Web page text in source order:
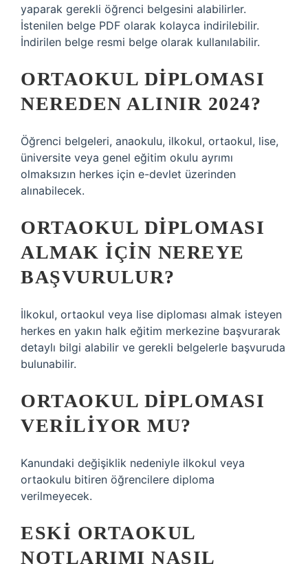
yaparak gerekli öğrenci belgesini alabilirler.
İstenilen belge PDF olarak kolayca indirilebilir.
İndirilen belge resmi belge olarak kullanılabilir.
ORTAOKUL DIPLOMASI
NEREDEN ALINIR 2024?
Öğrenci belgeleri, anaokulu, ilkokul, ortaokul, lise,
üniversite veya genel eğitim okulu ayrımı
olmaksızın herkes için e-devlet üzerinden
alınabilecek.
ORTAOKUL DIPLOMASI
ALMAK IÇIN NEREYE
BAŞVURULUR?
İlkokul, ortaokul veya lise diploması almak isteyen
herkes en yakın halk eğitim merkezine başvurarak
detaylı bilgi alabilir ve gerekli belgelerle başvuruda
bulunabilir.
ORTAOKUL DIPLOMASI
VERILIYOR MU?
Kanundaki değişiklik nedeniyle ilkokul veya
ortaokulu bitiren öğrencilere diploma
verilmeyecek.
ESKI ORTAOKUL
NOTLARIMI NASIL